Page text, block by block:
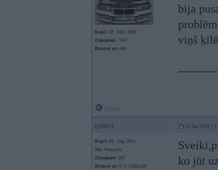
Kopš: 03. May 2008
Ziņojumi: 7067
Braucu ar: e36
bija
viņš
egiiils3 14. Jun 2024,
Kopš: 03. Aug 2011
No: Ventspils
Ziņojumi: 182
Braucu ar: F11 530d,e36
ko jūt